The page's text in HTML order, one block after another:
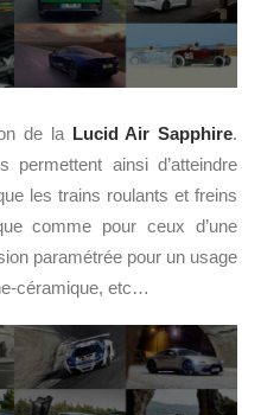
de la Lucid Air Sapphire.
permettent ainsi d’atteindre
les trains roulants et freins
comme pour ceux d’une
paramétrée pour un usage
céramique, etc…